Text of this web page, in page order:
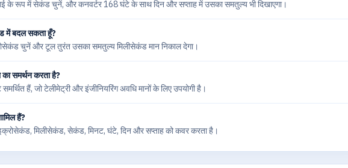
के रूप में सेकंड चुनें, और कनवर्टर 168 घंटे के साथ दिन और सप्ताह में उसका समतुल्य भी दिखाएगा।
में बदल सकता हूँ?
चुनें और टूल तुरंत उसका समतुल्य मिलीसेकंड मान निकाल देगा।
समर्थन करता है?
हैं, जो टेलीमेट्री और इंजीनियरिंग अवधि मानों के लिए उपयोगी है।
हैं?
मिलीसेकंड, सेकंड, मिनट, घंटे, दिन और सप्ताह को कवर करता है।